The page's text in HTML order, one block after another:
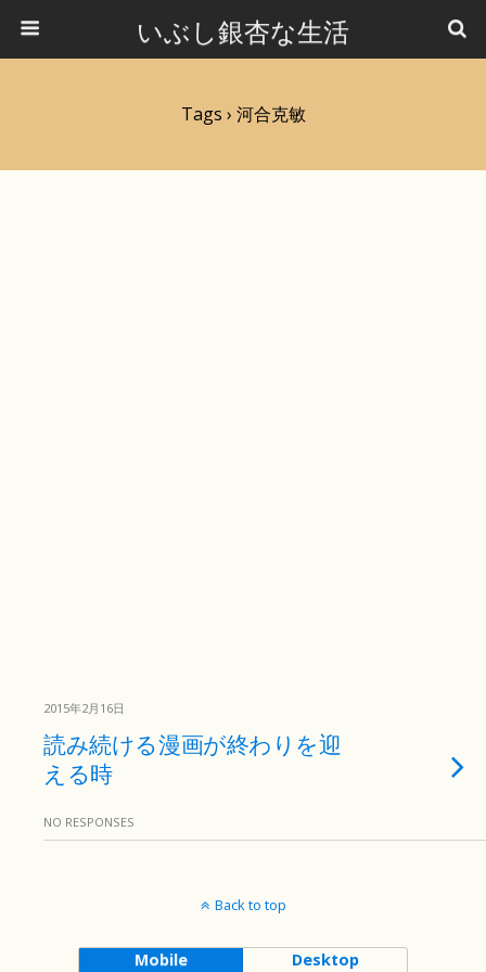
いぶし銀杏な生活
Tags › 河合克敏
2015年2月16日
読み続ける漫画が終わりを迎
える時
NO RESPONSES
Back to top
Mobile Desktop